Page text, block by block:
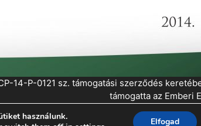
14-P-0121 sz. támogatási szerződés
támogatta az Emberi
használunk.
Elfogad